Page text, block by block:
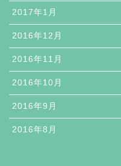
2017年1月
2016年12月
2016年11月
2016年10月
2016年9月
2016年8月